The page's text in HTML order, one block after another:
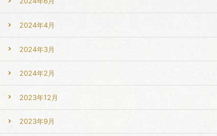
2024年4月
2024年3月
2024年2月
2023年12月
2023年9月